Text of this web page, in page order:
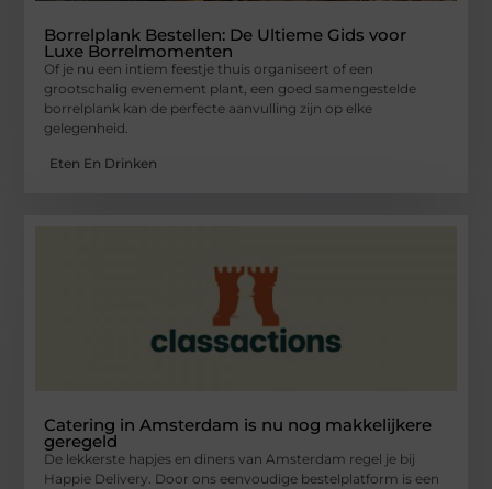
Borrelplank Bestellen: De Ultieme Gids voor
Luxe Borrelmomenten
Of je nu een intiem feestje thuis organiseert of een
grootschalig evenement plant, een goed samengestelde
borrelplank kan de perfecte aanvulling zijn op elke
gelegenheid.
Eten En Drinken
Catering in Amsterdam is nu nog makkelijkere
geregeld
De lekkerste hapjes en diners van Amsterdam regel je bij
Happie Delivery. Door ons eenvoudige bestelplatform is een